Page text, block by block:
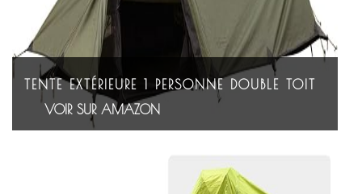
TENTE EXTÉRIEURE 1 PERSONNE DOUBLE TOIT
VOIR SUR AMAZON